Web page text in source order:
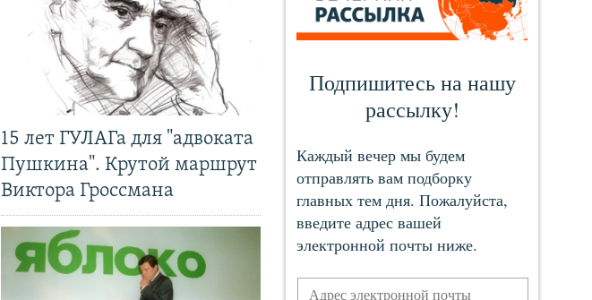
15 лет ГУЛАГа для "адвоката
Пушкина". Крутой маршрут
Виктора Гроссмана